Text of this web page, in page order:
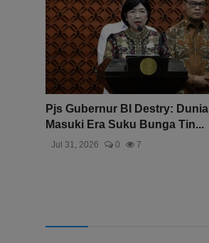
Pjs Gubernur BI Destry: Dunia
Masuki Era Suku Bunga Tin...
Jul 31, 2026 0 7